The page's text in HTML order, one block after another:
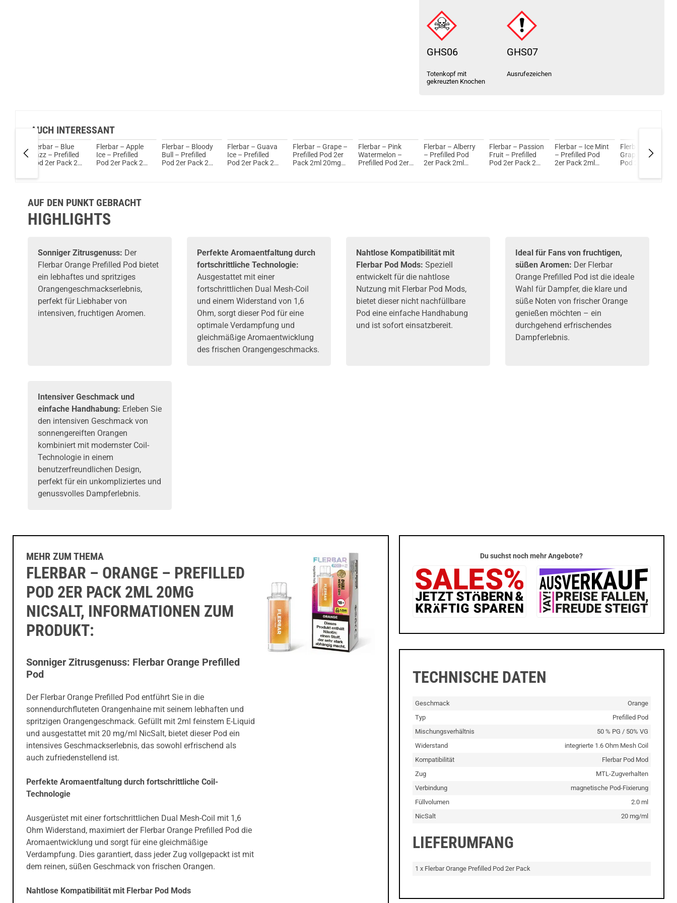
GHS06
Totenkopf mit
gekreuzten Knochen
GHS07
Ausrufezeichen
AUCH INTERESSANT
Flerbar – Blue
Razz – Prefilled
Pod 2er Pack 2ml
Flerbar – Apple
Ice – Prefilled
Pod 2er Pack 2ml
Flerbar – Bloody
Bull – Prefilled
Pod 2er Pack 2ml
Flerbar – Guava
Ice – Prefilled
Pod 2er Pack 2ml
Flerbar – Grape –
Prefilled Pod 2er
Pack 2ml 20mg
Flerbar – Pink
Watermelon –
Prefilled Pod 2er
Flerbar – Alberry
– Prefilled Pod
2er Pack 2ml
Flerbar – Passion
Fruit – Prefilled
Pod 2er Pack 2ml
Flerbar – Ice Mint
– Prefilled Pod
2er Pack 2ml
Flerbar – Nepa
Grape – Prefilled
Pod 2er Pack 2ml
AUF DEN PUNKT GEBRACHT
HIGHLIGHTS
Sonniger Zitrusgenuss: Der
Flerbar Orange Prefilled Pod bietet
ein lebhaftes und spritziges
Orangengeschmackserlebnis,
perfekt für Liebhaber von
intensiven, fruchtigen Aromen.
Perfekte Aromaentfaltung durch
fortschrittliche Technologie:
Ausgestattet mit einer
fortschrittlichen Dual Mesh-Coil
und einem Widerstand von 1,6
Ohm, sorgt dieser Pod für eine
optimale Verdampfung und
gleichmäßige Aromaentwicklung
des frischen Orangengeschmacks.
Nahtlose Kompatibilität mit
Flerbar Pod Mods: Speziell
entwickelt für die nahtlose
Nutzung mit Flerbar Pod Mods,
bietet dieser nicht nachfüllbare
Pod eine einfache Handhabung
und ist sofort einsatzbereit.
Ideal für Fans von fruchtigen,
süßen Aromen: Der Flerbar
Orange Prefilled Pod ist die ideale
Wahl für Dampfer, die klare und
süße Noten von frischer Orange
genießen möchten – ein
durchgehend erfrischendes
Dampferlebnis.
Intensiver Geschmack und
einfache Handhabung: Erleben Sie
den intensiven Geschmack von
sonnengereiften Orangen
kombiniert mit modernster Coil-
Technologie in einem
benutzerfreundlichen Design,
perfekt für ein unkompliziertes und
genussvolles Dampferlebnis.
MEHR ZUM THEMA
FLERBAR – ORANGE – PREFILLED
POD 2ER PACK 2ML 20MG
NICSALT, INFORMATIONEN ZUM
PRODUKT:
Sonniger Zitrusgenuss: Flerbar Orange Prefilled
Pod
Der Flerbar Orange Prefilled Pod entführt Sie in die
sonnendurchfluteten Orangenhaine mit seinem lebhaften und
spritzigen Orangengeschmack. Gefüllt mit 2ml feinstem E-Liquid
und ausgestattet mit 20 mg/ml NicSalt, bietet dieser Pod ein
intensives Geschmackserlebnis, das sowohl erfrischend als
auch zufriedenstellend ist.
Perfekte Aromaentfaltung durch fortschrittliche Coil-
Technologie
Ausgerüstet mit einer fortschrittlichen Dual Mesh-Coil mit 1,6
Ohm Widerstand, maximiert der Flerbar Orange Prefilled Pod die
Aromaentwicklung und sorgt für eine gleichmäßige
Verdampfung. Dies garantiert, dass jeder Zug vollgepackt ist mit
dem reinen, süßen Geschmack von frischen Orangen.
Nahtlose Kompatibilität mit Flerbar Pod Mods
Du suchst noch mehr Angebote?
TECHNISCHE DATEN
Geschmack
Orange
Typ
Prefilled Pod
Mischungsverhältnis
50 % PG / 50% VG
Widerstand
integrierte 1.6 Ohm Mesh Coil
Kompatibilität
Flerbar Pod Mod
Zug
MTL-Zugverhalten
Verbindung
magnetische Pod-Fixierung
Füllvolumen
2.0 ml
NicSalt
20 mg/ml
LIEFERUMFANG
1 x Flerbar Orange Prefilled Pod 2er Pack